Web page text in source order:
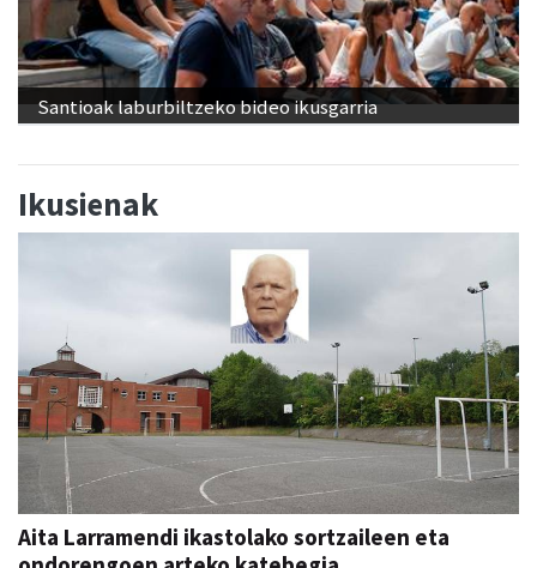
Santioak laburbiltzeko bideo ikusgarria
Ikusienak
Aita Larramendi ikastolako sortzaileen eta